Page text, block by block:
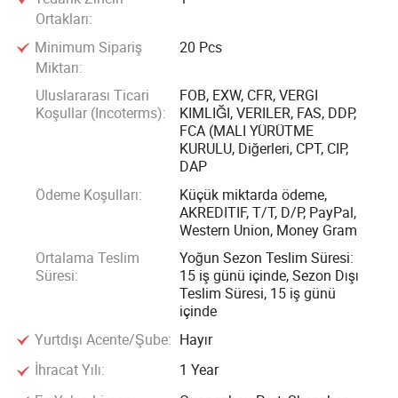
görünümlü günlük karınlıklar, özel etkinlikler için dramatik
yenilikçi manyetik karınlıklar gibi çok çeşitli stiller
sunuyoruz. Yumuşak, hafif sentetik fiberler veya birinci sınıf
mink kürk alternatifleri kullanan kirpikler gözlere zarar
vermez, uzun süreli kullanım için rahattır ve her türlü
makyaj stilini yükselten canlı, göz alıcı bir efekt oluşturmak
Guangzhou Sunsmerald Technology Co., Ltd'de müşteri
memnuniyetini her şeyden önce önceliklendiriyoruz. Ham
madde tedarikinden nihai ürün incelemeye kadar üretim
süreci boyunca katı kalite yönetim sistemlerine bağlı
kalarak fabrikamızdan çıkan her ürünün en yüksek kalite
standartlarını karşılamasını sağlıyoruz. Ayrıca, alıcıların
gereksinimlerine göre hedef pazarlarının benzersiz
Ortakları:
Minimum Sipariş
Miktarı:
20 Pcs
Uluslararası Ticari
Koşullar (Incoterms):
FOB, EXW, CFR, VERGI
KIMLIĞI, VERILER, FAS, DDP,
FCA (MALI YÜRÜTME
KURULU, Diğerleri, CPT, CIP,
DAP
Ödeme Koşulları:
Küçük miktarda ödeme,
AKREDITIF, T/T, D/P, PayPal,
Western Union, Money Gram
Ortalama Teslim
Süresi:
Yoğun Sezon Teslim Süresi:
15 iş günü içinde, Sezon Dışı
Teslim Süresi, 15 iş günü
içinde
Yurtdışı Acente/Şube: Hayır
İhracat Yılı:
1 Year